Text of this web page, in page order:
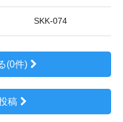
SKK-074
(0件)
稿